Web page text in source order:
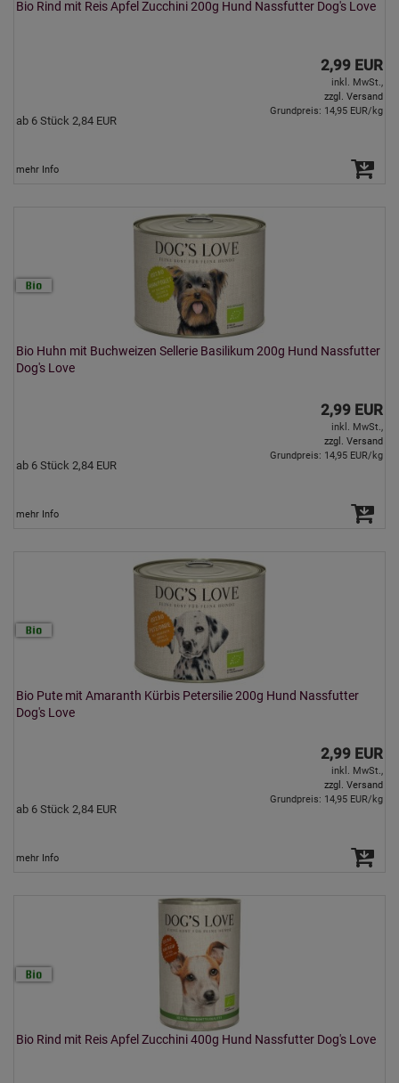
Bio Rind mit Reis Apfel Zucchini 200g Hund Nassfutter Dog's Love
2,99 EUR
inkl. MwSt.,
zzgl. Versand
ab 6 Stück 2,84 EUR
Grundpreis: 14,95 EUR/kg
mehr Info
Bio Huhn mit Buchweizen Sellerie Basilikum 200g Hund Nassfutter
Dog's Love
2,99 EUR
inkl. MwSt.,
zzgl. Versand
ab 6 Stück 2,84 EUR
Grundpreis: 14,95 EUR/kg
mehr Info
Bio Pute mit Amaranth Kürbis Petersilie 200g Hund Nassfutter
Dog's Love
2,99 EUR
inkl. MwSt.,
zzgl. Versand
ab 6 Stück 2,84 EUR
Grundpreis: 14,95 EUR/kg
mehr Info
Bio Rind mit Reis Apfel Zucchini 400g Hund Nassfutter Dog's Love